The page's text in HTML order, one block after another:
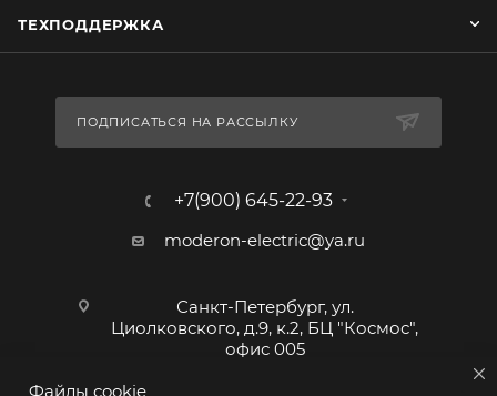
ТЕХПОДДЕРЖКА
ПОДПИСАТЬСЯ НА РАССЫЛКУ
+7(900) 645-22-93
moderon-electric@ya.ru
Санкт-Петербург, ул.
Циолковского, д.9, к.2, БЦ "Космос",
офис 005
Файлы cookie